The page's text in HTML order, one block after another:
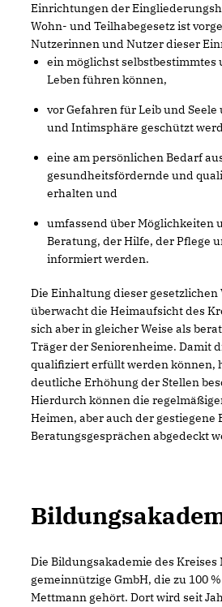
Einrichtungen der
Wohn- und Teilhabegesetz ist
Nutzerinnen und Nutzer dieser
ein möglichst selbstbestimmtes
Leben führen können,
vor Gefahren für Leib und
und Intimsphäre geschützt
eine am persönlichen Bedarf
gesundheitsfördernde und
erhalten und
umfassend über Möglichkeiten
Beratung, der Hilfe, der Pflege
informiert werden.
Die Einhaltung dieser
überwacht die Heimaufsicht des
sich aber in gleicher Weise als
Träger der Seniorenheime. Damit
qualifiziert erfüllt werden können,
deutliche Erhöhung der Stellen
Hierdurch können die
Heimen, aber auch der gestiegene
Beratungsgesprächen abgedeckt
Die Bildungsakademie des Kreises
gemeinnützige GmbH, die zu 100
Mettmann gehört. Dort wird seit